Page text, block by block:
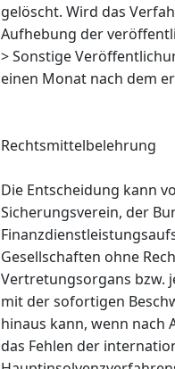
gelöscht. Wird das
Aufhebung der
> Sonstige
einen Monat nach dem
Rechtsmittelbelehrung
Die Entscheidung kann
Sicherungsverein, der
Gesellschaften ohne
Vertretungsorgans bzw.
mit der sofortigen
hinaus kann, wenn nach
das Fehlen der